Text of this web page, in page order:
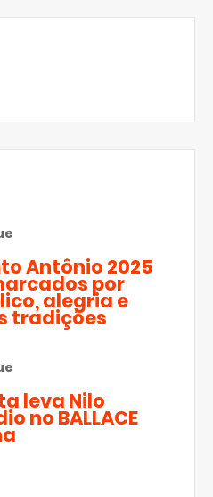
Antônio 2025
por
alegria e
tradições
leva Nilo
no BALLACE